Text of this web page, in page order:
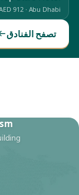
Abu Dhabi
·
912
تصفح الفنادق